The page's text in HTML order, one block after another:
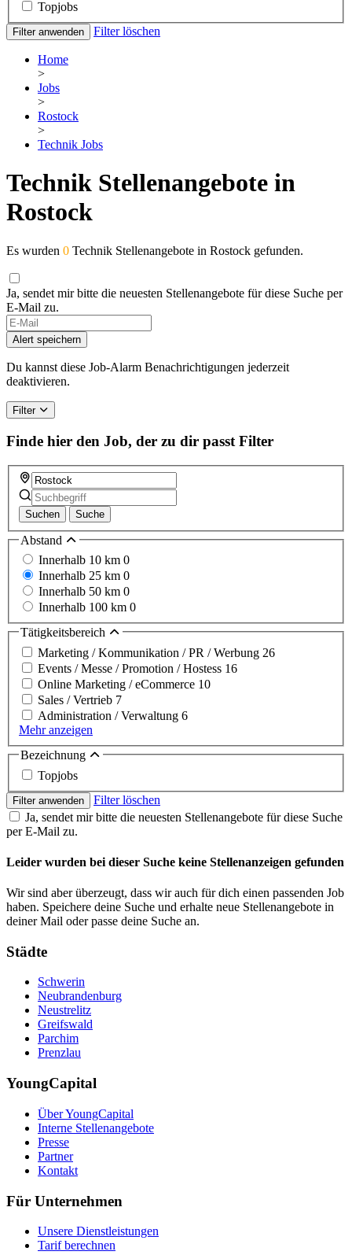
Topjobs
Filter anwenden Filter löschen
Home
>
Jobs
>
Rostock
>
Technik Jobs
Technik Stellenangebote in
Rostock
Es wurden 0 Technik Stellenangebote in Rostock gefunden.
Ja, sendet mir bitte die neuesten Stellenangebote für diese Suche per
E-Mail zu.
If
you
are
a
human,
this
field
Alert speichern
Du kannst diese Job-Alarm Benachrichtigungen jederzeit
deaktivieren.
Filter
Finde hier den Job, der zu dir passt Filter
Suchen Suche
Abstand
Innerhalb 10 km 0
Innerhalb 25 km 0
Innerhalb 50 km 0
Innerhalb 100 km 0
Tätigkeitsbereich
Marketing / Kommunikation / PR / Werbung 26
Events / Messe / Promotion / Hostess 16
Online Marketing / eCommerce 10
Sales / Vertrieb 7
Administration / Verwaltung 6
Mehr anzeigen
Bezeichnung
Topjobs
Filter anwenden
Filter löschen
Ja, sendet mir bitte die neuesten Stellenangebote für diese Suche
per E-Mail zu.
Leider wurden bei dieser Suche keine Stellenanzeigen gefunden
Wir sind aber überzeugt, dass wir auch für dich einen passenden Job
haben. Speichere deine Suche und erhalte neue Stellenangebote in
deiner Mail oder passe deine Suche an.
Städte
Schwerin
Neubrandenburg
Neustrelitz
Greifswald
Parchim
Prenzlau
YoungCapital
Über YoungCapital
Interne Stellenangebote
Presse
Partner
Kontakt
Für Unternehmen
Unsere Dienstleistungen
Tarif berechnen